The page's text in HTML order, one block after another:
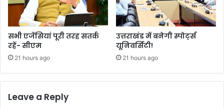
सभी एजेंसियां पूरी तरह सतर्क
रहें- सीएम
21 hours ago
उत्तराखंड में बनेगी स्पोर्ट्स
यूनिवर्सिटी!
21 hours ago
Leave a Reply